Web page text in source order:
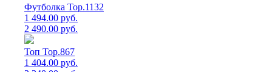
Футболка Top.1132
1 494.00 руб.
2 490.00 руб.
Топ Top.867
1 404.00 руб.